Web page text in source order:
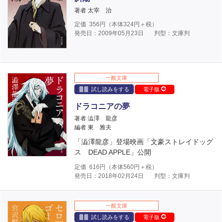
著者 太宰 治
定価 356 円（本体324円＋税）
発売日：2009年05月23日
判型：文庫判
一般文庫
試し読みをする
電子版
ドラコニアの夢
著者 澁澤 龍彦
編者 東 雅夫
「澁澤龍彦」登場映画「文豪ストレイドッグ
ス DEAD APPLE」公開
定価 616 円（本体560円＋税）
発売日：2018年02月24日
判型：文庫判
一般文庫
試し読みをする
電子版